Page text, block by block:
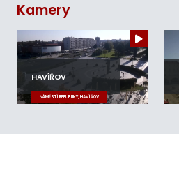
Kamery
HAVÍŘOV
NÁMĚSTÍ REPUBLIKY, HAVÍŘOV